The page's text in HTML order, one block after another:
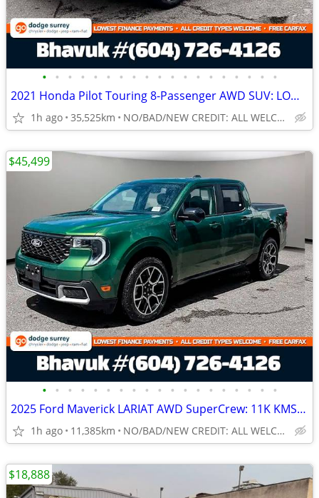
• • • • • • • • • • • • • • • • • • •
2021 Honda Pilot Touring 8-Passenger AWD SUV: LOW KMS, NO ACCIDENTS
1h ago 35,525km NO/BAD/NEW CREDIT: ALL WELCOME!
• • • • • • • • • • • • • • • • • • •
2025 Ford Maverick LARIAT AWD SuperCrew: 11K KMS ONLY, NO ACCIDENTS
1h ago 11,385km NO/BAD/NEW CREDIT: ALL WELCOME!
$45,499
$18,888